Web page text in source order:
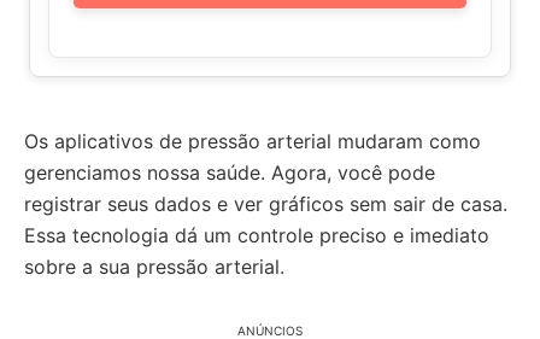
Os aplicativos de pressão arterial mudaram como
gerenciamos nossa saúde. Agora, você pode
registrar seus dados e ver gráficos sem sair de casa.
Essa tecnologia dá um controle preciso e imediato
sobre a sua pressão arterial.
ANÚNCIOS